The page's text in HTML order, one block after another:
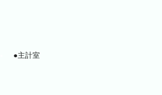
●主計室